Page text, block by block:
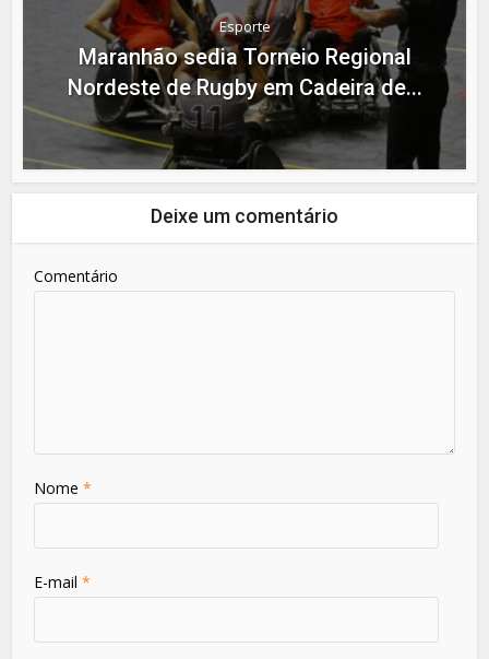
Esporte
Maranhão sedia Torneio Regional
Nordeste de Rugby em Cadeira de...
Deixe um comentário
Comentário
Nome*
E-mail*